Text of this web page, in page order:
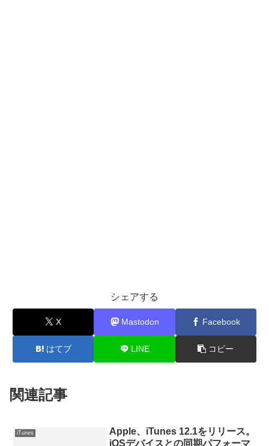
シェアする
X Mastodon Facebook
はてブ LINE コピー
関連記事
iTunes
Apple、iTunes 12.1をリリース。
iOSデバイスとの同期パフォーマ